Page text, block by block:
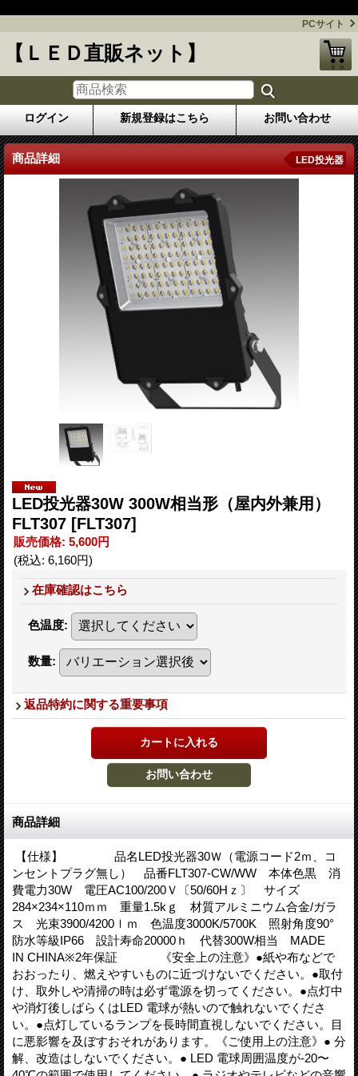
PCサイト
【ＬＥＤ直販ネット】
ログイン 新規登録はこちら お問い合わせ
商品詳細 LED投光器
LED投光器30W 300W相当形（屋内外兼用）
FLT307 [FLT307]
販売価格: 5,600円
(税込: 6,160円)
在庫確認はこちら
色温度:
数量:
返品特約に関する重要事項
商品詳細
【仕様】 品名LED投光器30Ｗ（電源コード2ｍ、コ
ンセントプラグ無し） 品番FLT307-CW/WW 本体色黒 消
費電力30W 電圧AC100/200Ｖ〔50/60Hｚ〕 サイズ
284×234×110ｍｍ 重量1.5kｇ 材質アルミニウム合金/ガラ
ス 光束3900/4200ｌｍ 色温度3000K/5700K 照射角度90°
防水等級IP66 設計寿命20000ｈ 代替300W相当 MADE
IN CHINA※2年保証 《安全上の注意》●紙や布などで
おおったり、燃えやすいものに近づけないでください。●取付
け、取外しや清掃の時は必ず電源を切ってください。●点灯中
や消灯後しばらくはLED 電球が熱いので触れないでくださ
い。●点灯しているランプを長時間直視しないでください。目
に悪影響を及ぼすおそれがあります。《ご使用上の注意》● 分
解、改造はしないでください。● LED 電球周囲温度が-20〜